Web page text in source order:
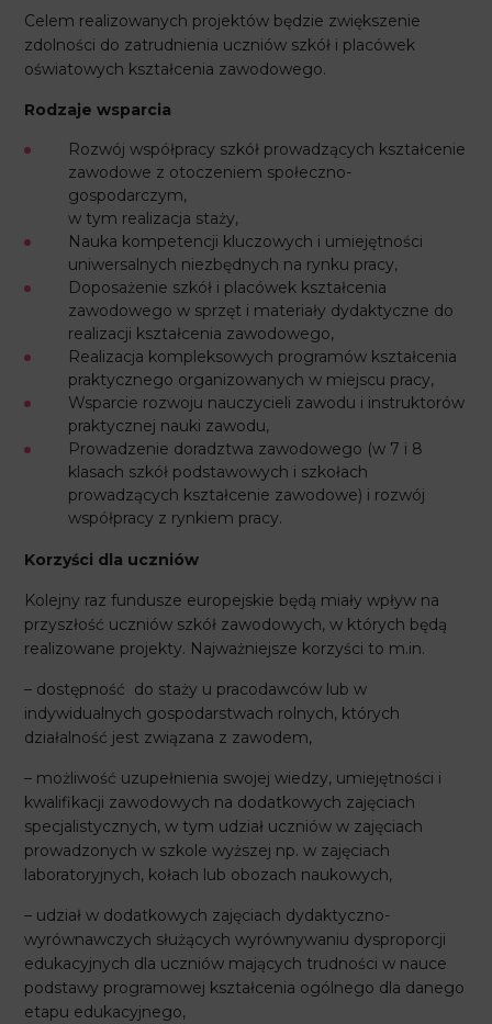
Celem realizowanych projektów będzie zwiększenie
zdolności do zatrudnienia uczniów szkół i placówek
oświatowych kształcenia zawodowego.
Rodzaje wsparcia
Rozwój współpracy szkół prowadzących kształcenie
zawodowe z otoczeniem społeczno-
gospodarczym,
w tym realizacja staży,
Nauka kompetencji kluczowych i umiejętności
uniwersalnych niezbędnych na rynku pracy,
Doposażenie szkół i placówek kształcenia
zawodowego w sprzęt i materiały dydaktyczne do
realizacji kształcenia zawodowego,
Realizacja kompleksowych programów kształcenia
praktycznego organizowanych w miejscu pracy,
Wsparcie rozwoju nauczycieli zawodu i instruktorów
praktycznej nauki zawodu,
Prowadzenie doradztwa zawodowego (w 7 i 8
klasach szkół podstawowych i szkołach
prowadzących kształcenie zawodowe) i rozwój
współpracy z rynkiem pracy.
Korzyści dla uczniów
Kolejny raz fundusze europejskie będą miały wpływ na
przyszłość uczniów szkół zawodowych, w których będą
realizowane projekty. Najważniejsze korzyści to m.in.
– dostępność do staży u pracodawców lub w
indywidualnych gospodarstwach rolnych, których
działalność jest związana z zawodem,
– możliwość uzupełnienia swojej wiedzy, umiejętności i
kwalifikacji zawodowych na dodatkowych zajęciach
specjalistycznych, w tym udział uczniów w zajęciach
prowadzonych w szkole wyższej np. w zajęciach
laboratoryjnych, kołach lub obozach naukowych,
– udział w dodatkowych zajęciach dydaktyczno-
wyrównawczych służących wyrównywaniu dysproporcji
edukacyjnych dla uczniów mających trudności w nauce
podstawy programowej kształcenia ogólnego dla danego
etapu edukacyjnego,